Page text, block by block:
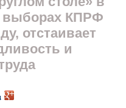
выборах КПРФ
отстаивает
и